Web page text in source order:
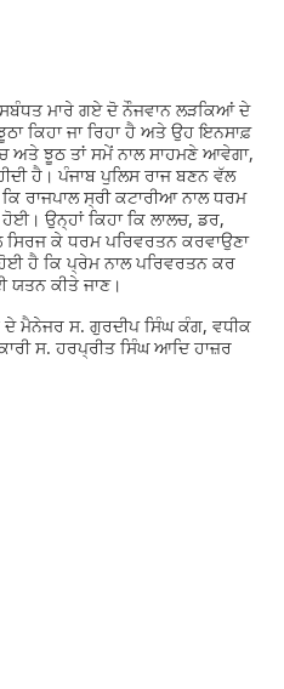
ਮਾਰੇ ਗਏ ਦੋ ਨੌਜਵਾਨ ਲੜਕਿਆਂ ਦੇ
ਕਿਹਾ ਜਾ ਰਿਹਾ ਹੈ ਅਤੇ ਉਹ ਇਨਸਾਫ਼
ਅਤੇ ਝੂਠ ਤਾਂ ਸਮੇਂ ਨਾਲ ਸਾਹਮਣੇ ਆਵੇਗਾ,
ਹੈ। ਪੰਜਾਬ ਪੁਲਿਸ ਰਾਜ ਬਣਨ ਵੱਲ
ਕਿ ਰਾਜਪਾਲ ਸ੍ਰੀ ਕਟਾਰੀਆ ਨਾਲ ਧਰਮ
ਉਨ੍ਹਾਂ ਕਿਹਾ ਕਿ ਲਾਲਚ, ਡਰ,
ਕੇ ਧਰਮ ਪਰਿਵਰਤਨ ਕਰਵਾਉਣਾ
ਹੈ ਕਿ ਪ੍ਰੇਮ ਨਾਲ ਪਰਿਵਰਤਨ ਕਰ
ਯਤਨ ਕੀਤੇ ਜਾਣ।
ਮੈਨੇਜਰ ਸ. ਗੁਰਦੀਪ ਸਿੰਘ ਕੰਗ, ਵਧੀਕ
ਸ. ਹਰਪ੍ਰੀਤ ਸਿੰਘ ਆਦਿ ਹਾਜ਼ਰ